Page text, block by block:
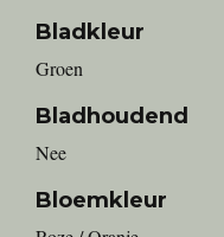
Bladkleur
Groen
Bladhoudend
Nee
Bloemkleur